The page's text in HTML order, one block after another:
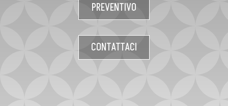
PREVENTIVO
CONTATTACI